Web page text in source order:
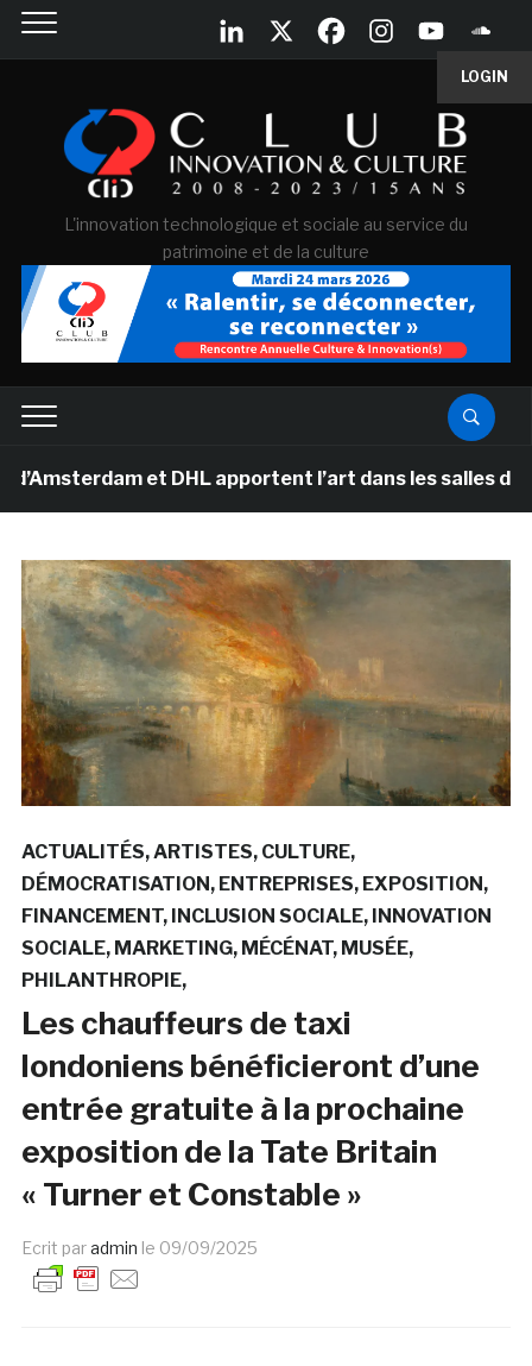
LOGIN
L'innovation technologique et sociale au service du
patrimoine et de la culture
et DHL apportent l’art dans les salles de
ACTUALITÉS ARTISTES CULTURE
DÉMOCRATISATION ENTREPRISES EXPOSITION
FINANCEMENT INCLUSION SOCIALE INNOVATION
SOCIALE MARKETING MÉCÉNAT MUSÉE
PHILANTHROPIE
Les chauffeurs de taxi
londoniens bénéficieront d’une
entrée gratuite à la prochaine
exposition de la Tate Britain
« Turner et Constable »
Ecrit paradmin le 09/09/2025